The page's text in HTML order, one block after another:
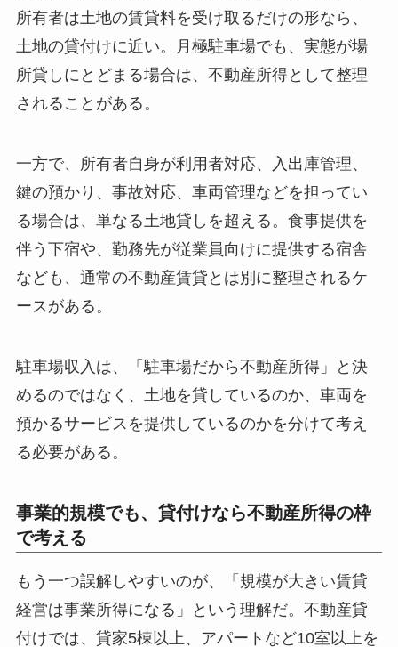
所有者は土地の賃貸料を受け取るだけの形なら、
土地の貸付けに近い。月極駐車場でも、実態が場
所貸しにとどまる場合は、不動産所得として整理
されることがある。
一方で、所有者自身が利用者対応、入出庫管理、
鍵の預かり、事故対応、車両管理などを担ってい
る場合は、単なる土地貸しを超える。食事提供を
伴う下宿や、勤務先が従業員向けに提供する宿舎
なども、通常の不動産賃貸とは別に整理されるケ
ースがある。
駐車場収入は、「駐車場だから不動産所得」と決
めるのではなく、土地を貸しているのか、車両を
預かるサービスを提供しているのかを分けて考え
る必要がある。
事業的規模でも、貸付けなら不動産所得の枠
で考える
もう一つ誤解しやすいのが、「規模が大きい賃貸
経営は事業所得になる」という理解だ。不動産貸
付けでは、貸家5棟以上、アパートなど10室以上を